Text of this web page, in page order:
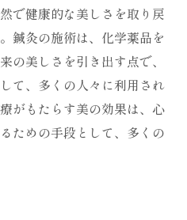
で健康的な美しさを取り戻
鍼灸の施術は、化学薬品を
の美しさを引き出す点で、
て、多くの人々に利用され
がもたらす美の効果は、心
ための手段として、多くの